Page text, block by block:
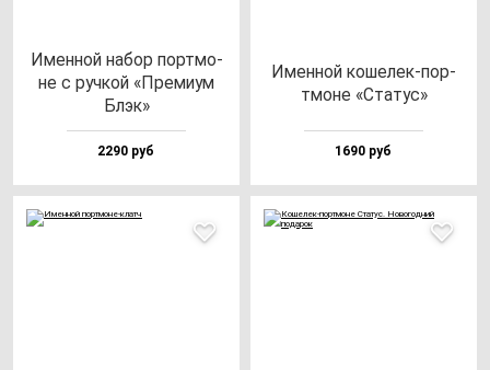
Имен­ной на­бор пор­тмо­
не с руч­кой «Пре­ми­ум
Блэк»
2290 руб
Имен­ной ко­ше­лек-пор­
тмо­не «Ста­тус»
1690 руб